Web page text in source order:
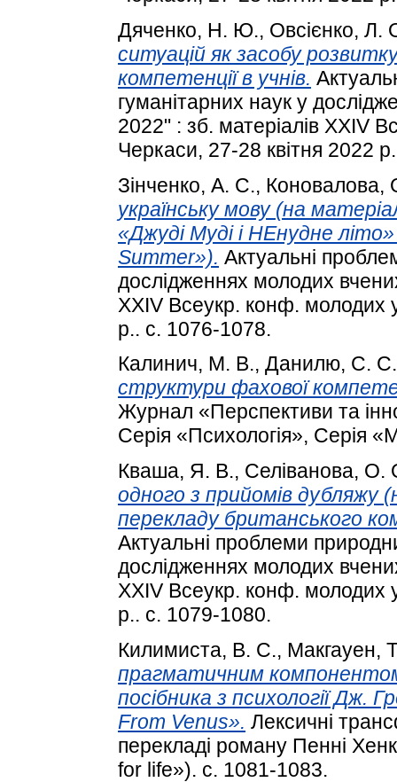
Дяченко, Н. Ю., Овсієнко, Л.
ситуацій як засобу
компетенції в учнів.
гуманітарних наук у
2022" : зб. матеріалів XXIV
Черкаси, 27-28 квітня 2022
Зінченко, А. С., Коновалова,
українську мову (на
«Джуді Муді і НЕнудне
Summer»). Актуальні
дослідженнях молодих
XXIV Всеукр. конф. молодих
р.. с. 1076-1078.
Калинич, М. В., Данилю, С. С.
структури фахової
Журнал «Перспективи та
Серія «Психологія», Серія
Кваша, Я. В., Селіванова, О.
одного з прийомів дубляжу
перекладу британського
Актуальні проблеми
дослідженнях молодих
XXIV Всеукр. конф. молодих
р.. с. 1079-1080.
Килимиста, В. C., Макгауен,
прагматичним компонентом
посібника з психології Дж.
From Venus». Лексичні
перекладі роману Пенні
for life»). с. 1081-1083.